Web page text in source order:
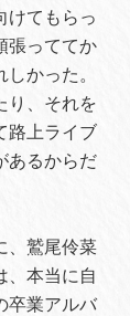
けてもらっ
張っててか
かった。
り、それを
路上ライブ
あるからだ
、鷲尾伶菜
、本当に自
卒業アルバ